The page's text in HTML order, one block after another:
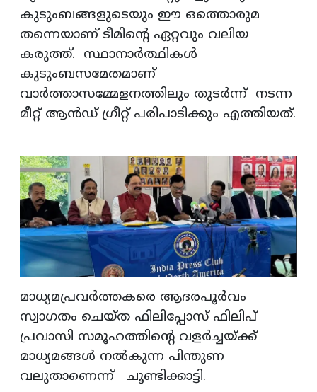
കുടുംബങ്ങളുടെയും ഈ ഒത്തൊരുമ
തന്നെയാണ് ടീമിന്റെ ഏറ്റവും വലിയ
കരുത്ത്. സ്ഥാനാർത്ഥികൾ
കുടുംബസമേതമാണ്
വാർത്താസമ്മേളനത്തിലും തുടർന്ന് നടന്ന
മീറ്റ് ആൻഡ് ഗ്രീറ്റ് പരിപാടിക്കും എത്തിയത്.
മാധ്യമപ്രവർത്തകരെ ആദരപൂർവം
സ്വാഗതം ചെയ്ത ഫിലിപ്പോസ് ഫിലിപ്
പ്രവാസി സമൂഹത്തിന്റെ വളർച്ചയ്ക്ക്
മാധ്യമങ്ങൾ നൽകുന്ന പിന്തുണ
വലുതാണെന്ന് ചൂണ്ടിക്കാട്ടി.